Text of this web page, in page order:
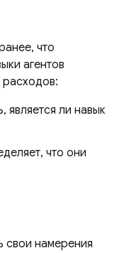
что
агентов
расходов:
является ли навык
что они
свои намерения